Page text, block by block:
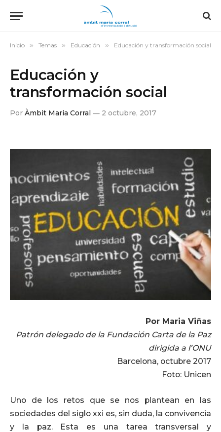
Inicio » Temas » Educación » Educación y transformación social
Educación y
transformación social
Por Àmbit Maria Corral 2 octubre, 2017
Por Maria Viñas
Patrón delegado de la Fundación Carta de la Paz
dirigida a l’ONU
Barcelona, octubre 2017
Foto: Unicen
Uno de los retos que se nos plantean en las
sociedades del siglo xxi es, sin duda, la convivencia
y la paz. Esta es una tarea transversal y